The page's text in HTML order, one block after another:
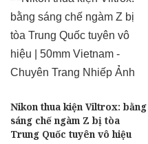
Nikon thua kiện Viltrox: bằng
sáng chế ngàm Z bị tòa
Trung Quốc tuyên vô hiệu